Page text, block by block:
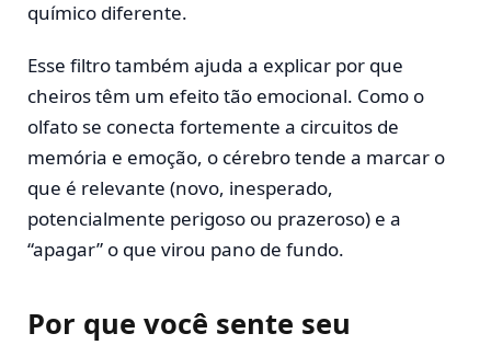
químico diferente.
Esse filtro também ajuda a explicar por que
cheiros têm um efeito tão emocional. Como o
olfato se conecta fortemente a circuitos de
memória e emoção, o cérebro tende a marcar o
que é relevante (novo, inesperado,
potencialmente perigoso ou prazeroso) e a
“apagar” o que virou pano de fundo.
Por que você sente seu